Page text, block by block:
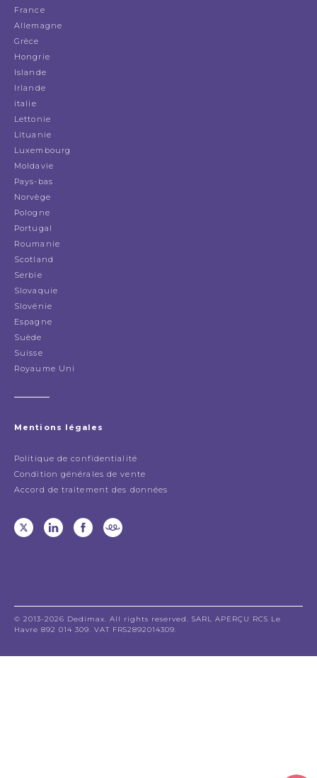
France
Allemagne
Grèce
Hongrie
Islande
Irlande
italie
Lettonie
Lituanie
Luxembourg
Moldavie
Pays-bas
Norvège
Pologne
Portugal
Roumanie
Scotland
Serbie
Slovaquie
Slovénie
Espagne
Suède
Suisse
Royaume Uni
Mentions légales
Politique de confidentialité
Condition générales de vente
Accord de traitement des données
© 2013-2026 Dedimax. All rights reserved. SARL APERÇU RCS Le
Havre 892 014 309. VAT FR52892014309.